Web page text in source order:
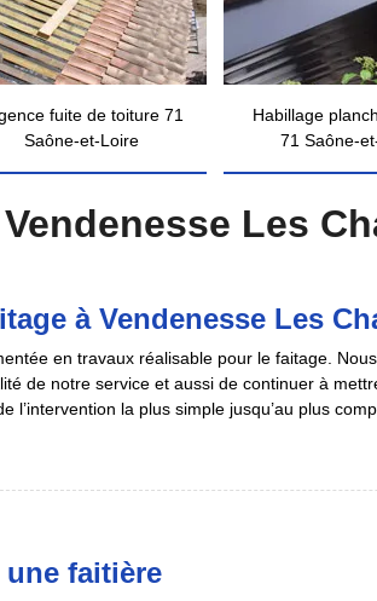
fuite de toiture 71
Saône-et-Loire
Habillage
71 Saône-
Les
à Vendenesse Les
en travaux réalisable pour le faitage.
de notre service et aussi de continuer à
la plus simple jusqu’au plus
une faitière